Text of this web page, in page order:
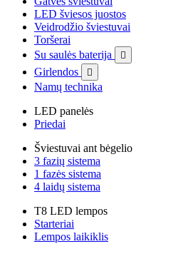
LED šviesos juostos
Veidrodžio šviestuvai
Toršerai
Su saulės baterija

Girlendos 
Namų technika
LED panelės
Priedai
Šviestuvai ant bėgelio
3 fazių sistema
1 fazės sistema
4 laidų sistema
T8 LED lempos
Starteriai
Lempos laikiklis